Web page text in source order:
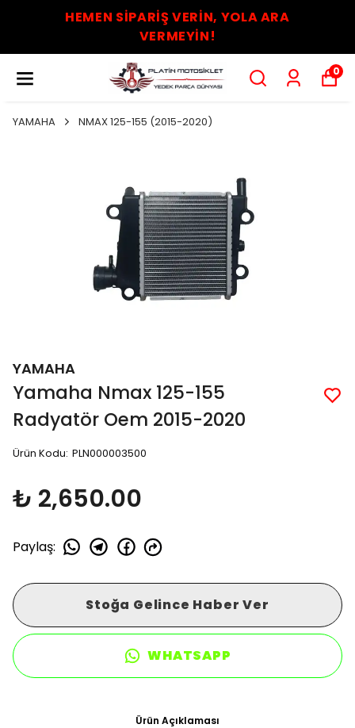
HEMEN SİPARİŞ VERİN, YOLA ARA
VERMEYİN!
0
YAMAHA NMAX 125-155 (2015-2020)
YAMAHA
Yamaha Nmax 125-155
Radyatör Oem 2015-2020
Ürün Kodu: PLN000003500
₺ 2,650.00
Paylaş:
Stoğa Gelince Haber Ver
WHATSAPP
Ürün Açıklaması